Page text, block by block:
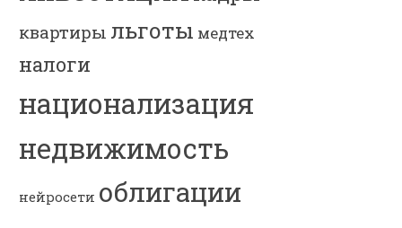
квартиры льготы медтех
налоги
национализация
недвижимость
нейросети облигации